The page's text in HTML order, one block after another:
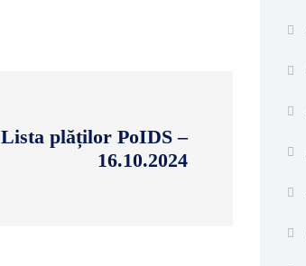
Lista plăților PoIDS –
16.10.2024